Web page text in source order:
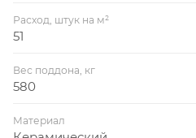
Расход, штук на м²
51
Вес поддона, кг
580
Материал